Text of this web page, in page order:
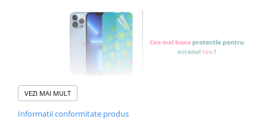
VEZI MAI MULT
Informatii conformitate produs